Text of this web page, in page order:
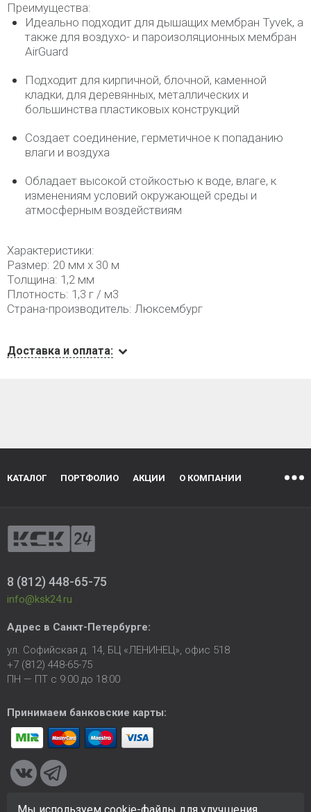
Преимущества:
Идеально подходит для дышащих мембран Tyvek, а
также для воздухо- и пароизоляционных мембран
AirGuard
Подходит для кирпичной, блочной, каменной
кладки, для деревянных, металлических и
большинства пластиковых конструкций
Создает соединение, герметичное к попаданию
влаги и воздуха
Обладает высокой стойкостью к воде, влаге, к
изменениям условий окружающей среды и
атмосферным воздействиям
Характеристики:
Размер: 20 мм х 30 м
Толщина: 1,2 мм
Плотность: 1,3 г / м3
Страна-производитель: Люксембург
Доставка и оплата:
КАТАЛОГ ПОРТФОЛИО АКЦИИ О КОМПАНИИ
8 (812) 448-65-75
info@ksk24.ru
Адрес в Санкт-Петербурге:
ул. Софийская д. 14, БЦ «ЛЕНИНЕЦ», офис 518
+7 (812) 448-65-75
ПН — ПТ с 9:00 до 18:00
Принимаем банковские карты: